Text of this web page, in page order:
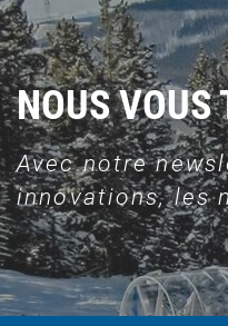
NOUS VOUS
Avec notre
innovations, les